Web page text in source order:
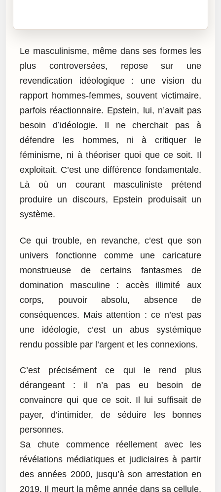
Le masculinisme, même dans ses formes les
plus controversées, repose sur une
revendication idéologique : une vision du
rapport hommes-femmes, souvent victimaire,
parfois réactionnaire. Epstein, lui, n’avait pas
besoin d’idéologie. Il ne cherchait pas à
défendre les hommes, ni à critiquer le
féminisme, ni à théoriser quoi que ce soit. Il
exploitait. C’est une différence fondamentale.
Là où un courant masculiniste prétend
produire un discours, Epstein produisait un
système.
Ce qui trouble, en revanche, c’est que son
univers fonctionne comme une caricature
monstrueuse de certains fantasmes de
domination masculine : accès illimité aux
corps, pouvoir absolu, absence de
conséquences. Mais attention : ce n’est pas
une idéologie, c’est un abus systémique
rendu possible par l’argent et les connexions.
C’est précisément ce qui le rend plus
dérangeant : il n’a pas eu besoin de
convaincre qui que ce soit. Il lui suffisait de
payer, d’intimider, de séduire les bonnes
personnes.
Sa chute commence réellement avec les
révélations médiatiques et judiciaires à partir
des années 2000, jusqu’à son arrestation en
2019. Il meurt la même année dans sa cellule,